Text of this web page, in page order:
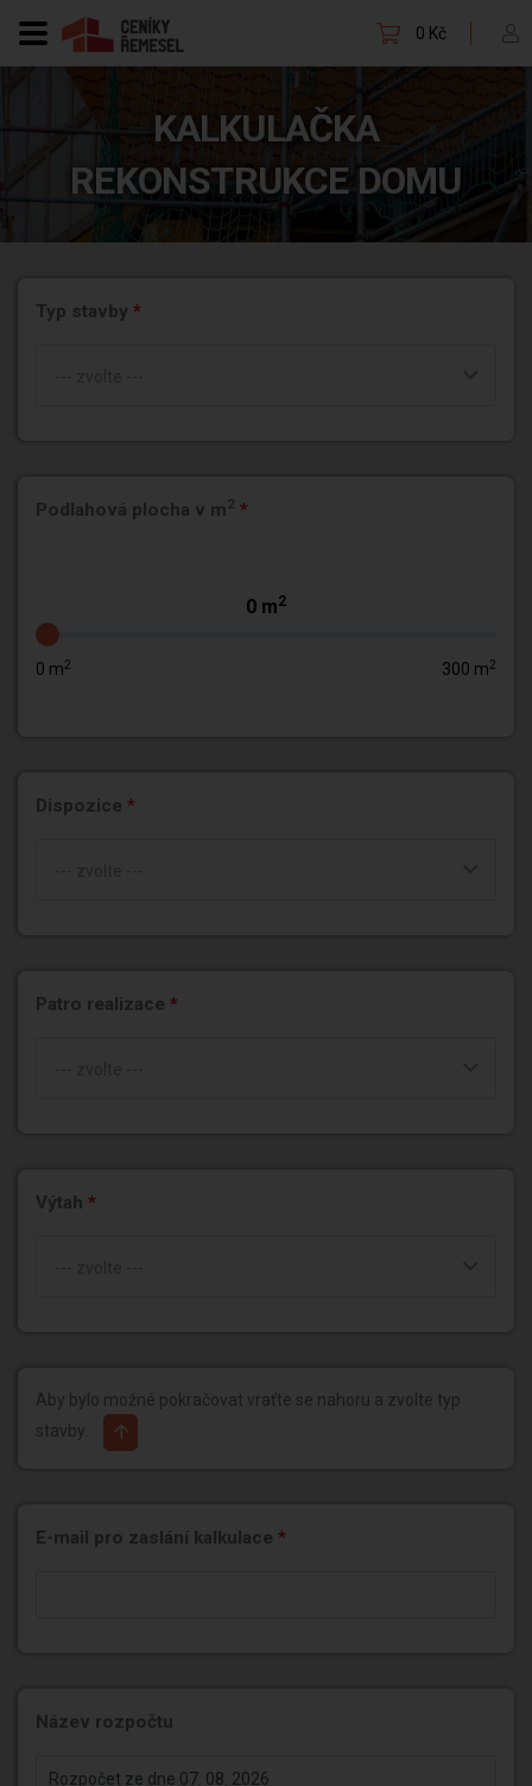
0 Kč
KALKULAČKA
REKONSTRUKCE DOMU
Typ stavby *
Podlahová plocha v m2 *
0 m2
0 m2 300 m2
Dispozice *
Patro realizace *
Výtah *
Aby bylo možné pokračovat vraťte se nahoru a zvolte typ
stavby.
E-mail pro zaslání kalkulace *
Název rozpočtu